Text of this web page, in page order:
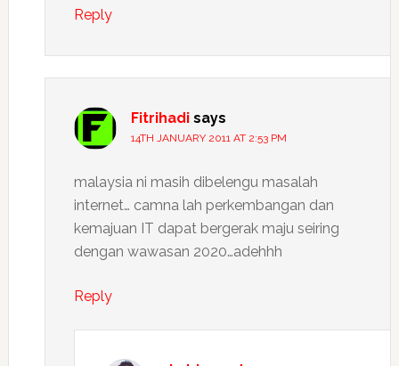
Reply
Fitrihadi says
14TH JANUARY 2011 AT 2:53 PM
malaysia ni masih dibelengu masalah
internet… camna lah perkembangan dan
kemajuan IT dapat bergerak maju seiring
dengan wawasan 2020…adehhh
Reply